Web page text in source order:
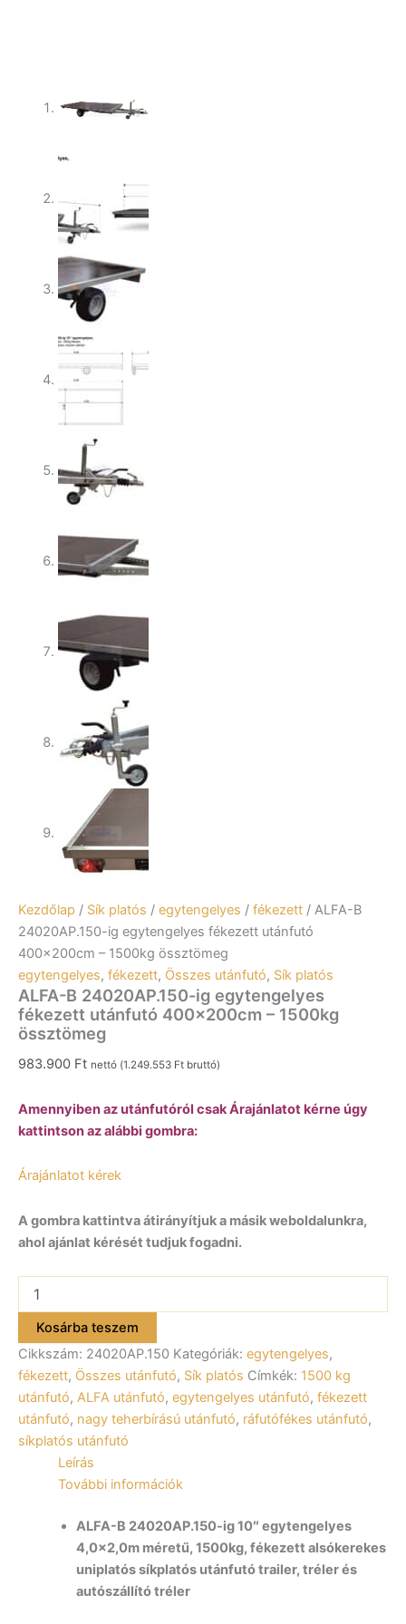
Kezdőlap / Sík platós / egytengelyes / fékezett / ALFA-B
24020AP.150-ig egytengelyes fékezett utánfutó
400x200cm – 1500kg össztömeg
egytengelyes, fékezett, Összes utánfutó, Sík platós
ALFA-B 24020AP.150-ig egytengelyes
fékezett utánfutó 400x200cm – 1500kg
össztömeg
983.900 Ft nettó (1.249.553 Ft bruttó)
Amennyiben az utánfutóról csak Árajánlatot kérne úgy
kattintson az alábbi gombra:
Árajánlatot kérek
A gombra kattintva átirányítjuk a másik weboldalunkra,
ahol ajánlat kérését tudjuk fogadni.
24020AP.150-
egytengelyes
fékezett
utánfutó
400x200cm
–
1500kg
össztömeg
mennyiség
Kosárba teszem
Cikkszám: 24020AP.150 Kategóriák: egytengelyes,
fékezett, Összes utánfutó, Sík platós Címkék: 1500 kg
utánfutó, ALFA utánfutó, egytengelyes utánfutó, fékezett
utánfutó, nagy teherbírású utánfutó, ráfutófékes utánfutó,
síkplatós utánfutó
Leírás
További információk
ALFA-B 24020AP.150-ig 10″ egytengelyes
4,0×2,0m méretű, 1500kg, fékezett alsókerekes
uniplatós síkplatós utánfutó trailer, tréler és
autószállító tréler